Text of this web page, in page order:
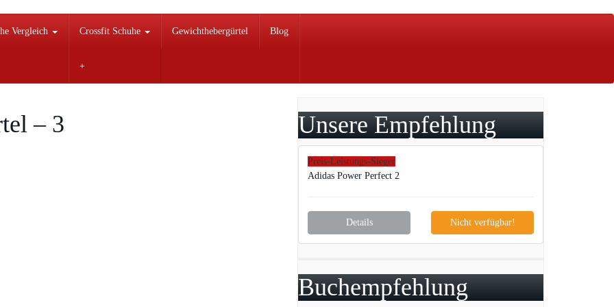
Vergleich Crossfit Schuhe Gewichthebergürtel Blog
– 3 Unsere Empfehlung
Preis-Leistungs-Sieger
Adidas Power Perfect 2
Details Nicht verfügbar!
Buchempfehlung